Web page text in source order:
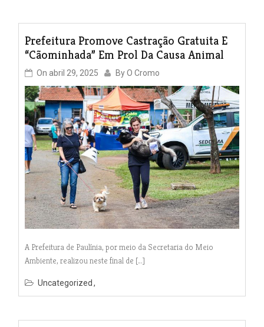
Prefeitura Promove Castração Gratuita E
“Cãominhada” Em Prol Da Causa Animal
On abril 29, 2025 ByO Cromo
A Prefeitura de Paulínia, por meio da Secretaria do Meio
Ambiente, realizou neste final de […]
Uncategorized